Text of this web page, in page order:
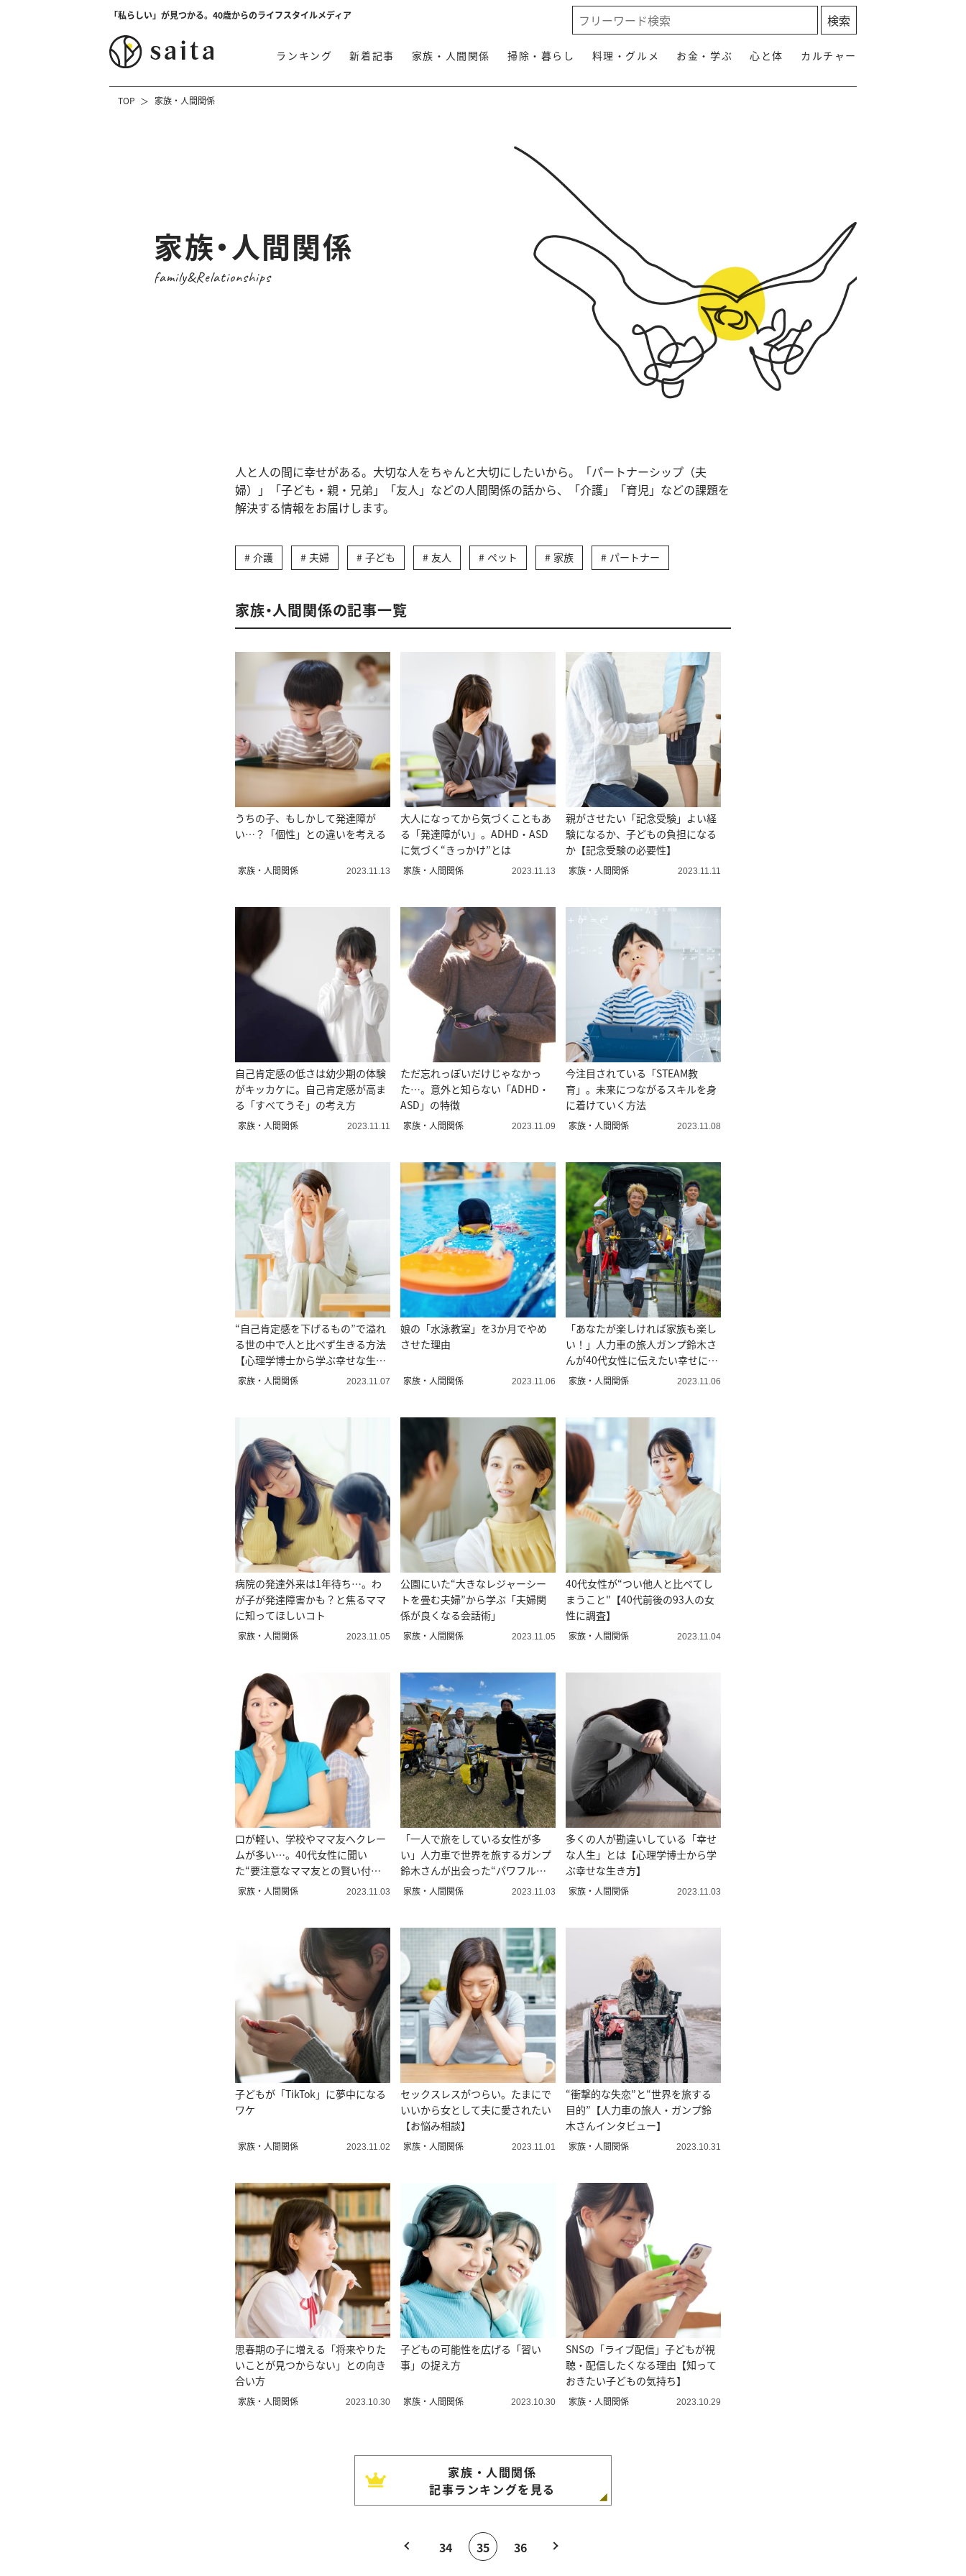
「私らしい」が見つかる。40歳からのライフスタイルメディア
ランキング 新着記事 家族・人間関係 掃除・暮らし 料理・グルメ お金・学ぶ 心と体 カルチャー
TOP 家族・人間関係
家族・人間関係
family&Relationships
人と人の間に幸せがある。大切な人をちゃんと大切にしたいから。「パートナーシップ（夫
婦）」「子ども・親・兄弟」「友人」などの人間関係の話から、「介護」「育児」などの課題を
解決する情報をお届けします。
介護 夫婦 子ども 友人 ペット 家族 パートナー
家族・人間関係の記事一覧
うちの子、もしかして発達障が
い…？「個性」との違いを考える
家族・人間関係 2023.11.13
大人になってから気づくこともあ
る「発達障がい」。ADHD・ASD
に気づく“きっかけ”とは
家族・人間関係 2023.11.13
親がさせたい「記念受験」よい経
験になるか、子どもの負担になる
か【記念受験の必要性】
家族・人間関係 2023.11.11
自己肯定感の低さは幼少期の体験
がキッカケに。自己肯定感が高ま
る「すべてうそ」の考え方
家族・人間関係 2023.11.11
ただ忘れっぽいだけじゃなかっ
た…。意外と知らない「ADHD・
ASD」の特徴
家族・人間関係 2023.11.09
今注目されている「STEAM教
育」。未来につながるスキルを身
に着けていく方法
家族・人間関係 2023.11.08
“自己肯定感を下げるもの”で溢れ
る世の中で人と比べず生きる方法
【心理学博士から学ぶ幸せな生き
方】
家族・人間関係 2023.11.07
娘の「水泳教室」を3か月でやめ
させた理由
家族・人間関係 2023.11.06
「あなたが楽しければ家族も楽し
い！」人力車の旅人ガンプ鈴木さ
んが40代女性に伝えたい幸せにな
る考え方
家族・人間関係 2023.11.06
病院の発達外来は1年待ち…。わ
が子が発達障害かも？と焦るママ
に知ってほしいコト
家族・人間関係 2023.11.05
公園にいた“大きなレジャーシー
トを畳む夫婦”から学ぶ「夫婦関
係が良くなる会話術」
家族・人間関係 2023.11.05
40代女性が“つい他人と比べてし
まうこと"【40代前後の93人の女
性に調査】
家族・人間関係 2023.11.04
口が軽い、学校やママ友へクレー
ムが多い…。40代女性に聞い
た“要注意なママ友との賢い付き
合い方”
家族・人間関係 2023.11.03
「一人で旅をしている女性が多
い」人力車で世界を旅するガンプ
鈴木さんが出会った“パワフルな
人々”
家族・人間関係 2023.11.03
多くの人が勘違いしている「幸せ
な人生」とは【心理学博士から学
ぶ幸せな生き方】
家族・人間関係 2023.11.03
子どもが「TikTok」に夢中になる
ワケ
家族・人間関係 2023.11.02
セックスレスがつらい。たまにで
いいから女として夫に愛されたい
【お悩み相談】
家族・人間関係 2023.11.01
“衝撃的な失恋”と“世界を旅する
目的”【人力車の旅人・ガンプ鈴
木さんインタビュー】
家族・人間関係 2023.10.31
思春期の子に増える「将来やりた
いことが見つからない」との向き
合い方
家族・人間関係 2023.10.30
子どもの可能性を広げる「習い
事」の捉え方
家族・人間関係 2023.10.30
SNSの「ライブ配信」子どもが視
聴・配信したくなる理由【知って
おきたい子どもの気持ち】
家族・人間関係 2023.10.29
家族・人間関係
記事ランキングを見る
34 35 36